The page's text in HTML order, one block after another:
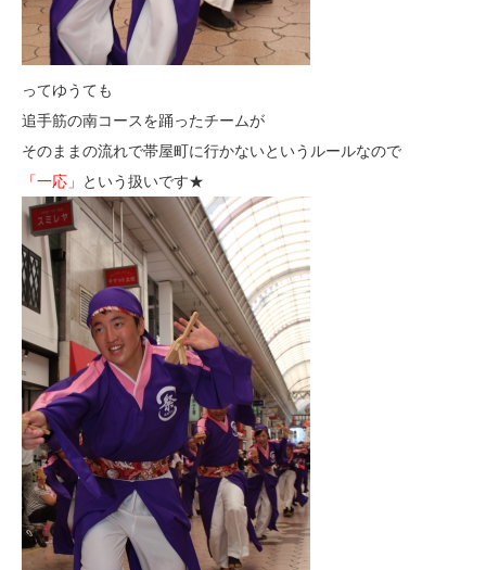
ってゆうても
追手筋の南コースを踊ったチームが
そのままの流れで帯屋町に行かないというルールなので
「一応」
という扱いです★